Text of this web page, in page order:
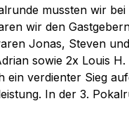
mussten wir
wir den
Jonas, Steven
sowie 2x Louis
ein verdienter Sieg
In der 3.